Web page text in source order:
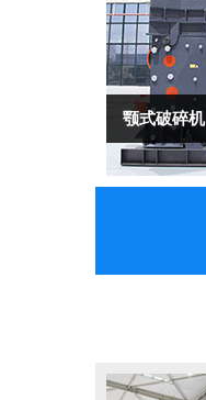
颚式破碎机